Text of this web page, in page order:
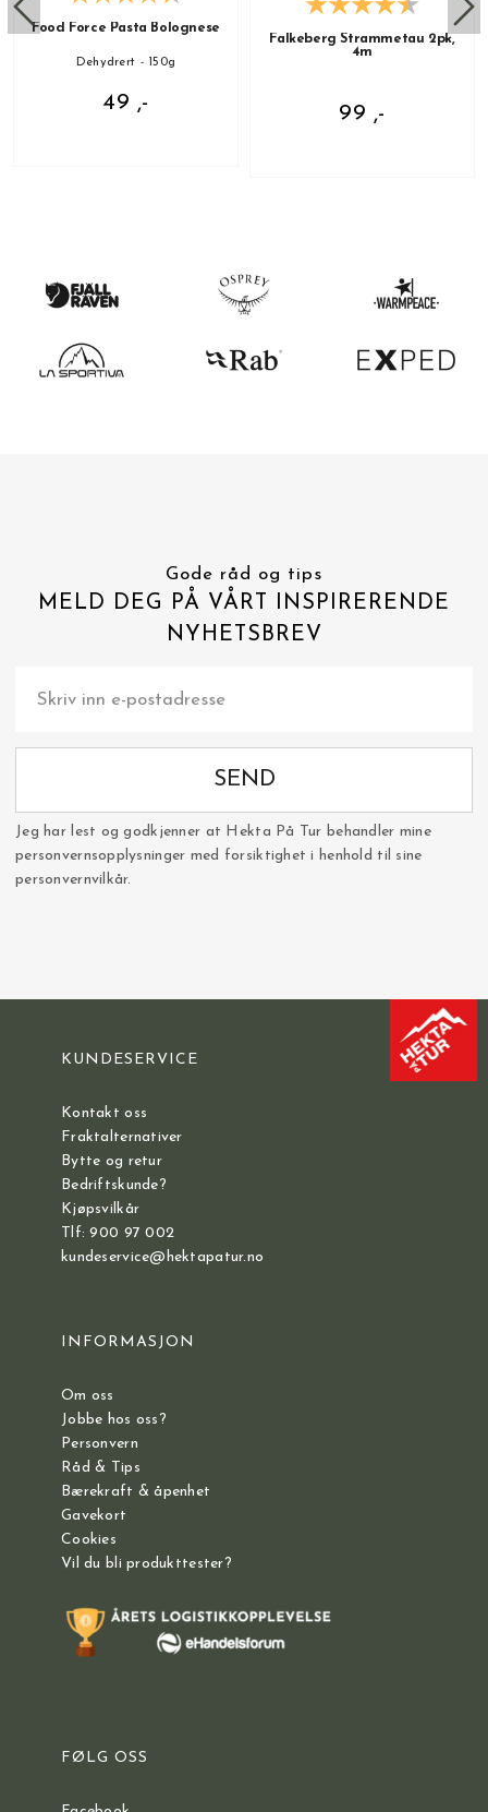
Food Force Pasta Bolognese
Dehydrert - 150g
49 ,-
Falkeberg Strammetau 2pk,
4m
99 ,-
Gode råd og tips
MELD DEG PÅ VÅRT INSPIRERENDE
NYHETSBREV
SEND
Jeg har lest og godkjenner at Hekta På Tur behandler mine
personvernsopplysninger med forsiktighet i henhold til sine
personvernvilkår.
KUNDESERVICE
Kontakt oss
Fraktalternativer
Bytte og retur
Bedriftskunde?
Kjøpsvilkår
Tlf: 900 97 002
kundeservice@hektapatur.no
INFORMASJON
Om oss
Jobbe hos oss?
Personvern
Råd & Tips
Bærekraft & åpenhet
Gavekort
Cookies
Vil du bli produkttester?
FØLG OSS